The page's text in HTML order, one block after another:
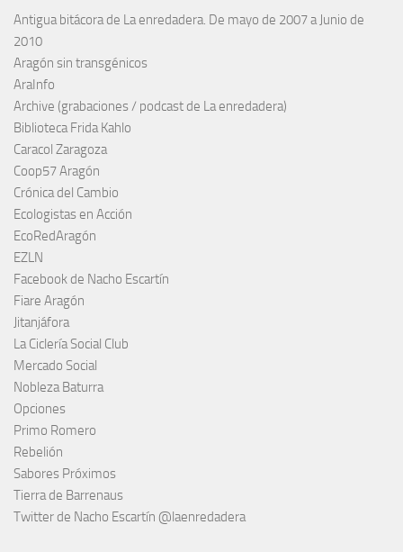
Antigua bitácora de La enredadera. De mayo de 2007 a Junio de
2010
Aragón sin transgénicos
AraInfo
Archive (grabaciones / podcast de La enredadera)
Biblioteca Frida Kahlo
Caracol Zaragoza
Coop57 Aragón
Crónica del Cambio
Ecologistas en Acción
EcoRedAragón
EZLN
Facebook de Nacho Escartín
Fiare Aragón
Jitanjáfora
La Ciclería Social Club
Mercado Social
Nobleza Baturra
Opciones
Primo Romero
Rebelión
Sabores Próximos
Tierra de Barrenaus
Twitter de Nacho Escartín @laenredadera